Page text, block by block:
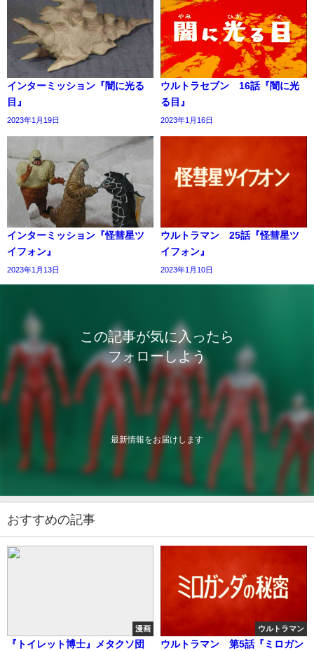
インターミッション『闇に光る
目』
2023年1月19日
ウルトラセブン 16話『闇に光
る目』
2023年1月16日
インターミッション『怪彗星ツ
イフォン』
2023年1月13日
ウルトラマン 25話『怪彗星ツ
イフォン』
2023年1月10日
この記事が気に入ったら
フォローしよう
最新情報をお届けします
おすすめの記事
漫画
『トイレット博士』メタクソ団
ウルトラマン
ウルトラマン 第5話『ミロガン